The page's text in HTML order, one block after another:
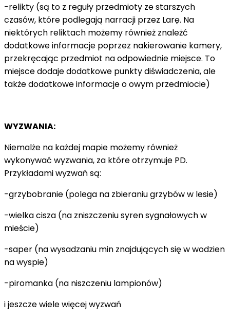
-relikty (są to z reguły przedmioty ze starszych
czasów, które podlegają narracji przez Larę. Na
niektórych reliktach możemy również znależć
dodatkowe informacje poprzez nakierowanie kamery,
przekręcając przedmiot na odpowiednie miejsce. To
miejsce dodaje dodatkowe punkty diświadczenia, ale
także dodatkowe informacje o owym przedmiocie)
WYZWANIA:
Niemalże na każdej mapie możemy również
wykonywać wyzwania, za które otrzymuje PD.
Przykładami wyzwań są:
-grzybobranie (polega na zbieraniu grzybów w lesie)
-wielka cisza (na zniszczeniu syren sygnałowych w
mieście)
-saper (na wysadzaniu min znajdujących się w wodzien
na wyspie)
-piromanka (na niszczeniu lampionów)
i jeszcze wiele więcej wyzwań